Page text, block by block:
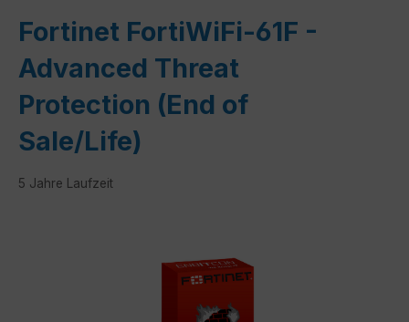
Fortinet FortiWiFi-61F -
Advanced Threat
Protection (End of
Sale/Life)
5 Jahre Laufzeit